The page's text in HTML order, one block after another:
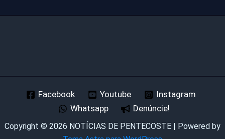
Facebook Youtube
Instagram
Whatsapp
Denúncie!
Copyright © 2026 NOTÍCIAS DE PENTECOSTE | Powered by